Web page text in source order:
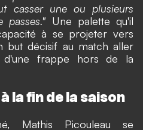
casser une ou plusieurs
Une palette qu'il
à se projeter vers
but décisif au match aller
frappe hors de la
la fin de la saison
Mathis Picouleau se